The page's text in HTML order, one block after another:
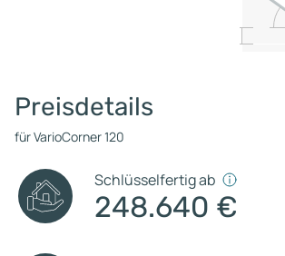
Preisdetails
für VarioCorner 120
Schlüsselfertig ab
248.640 €